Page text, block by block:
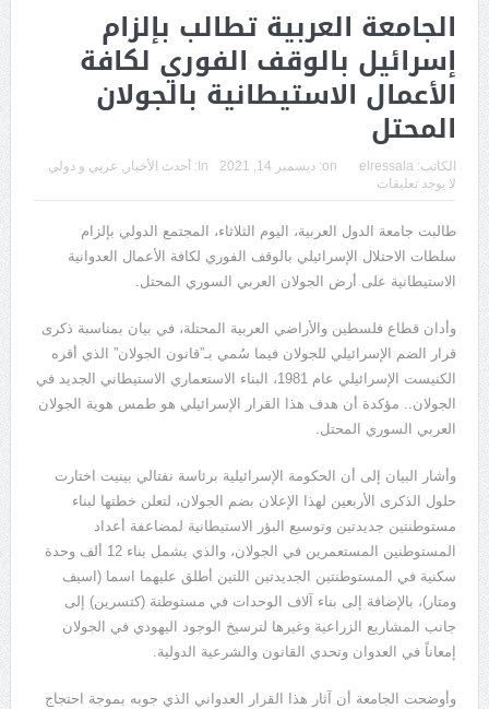
الجامعة العربية تطالب بإلزام
إسرائيل بالوقف الفوري لكافة
الأعمال الاستيطانية بالجولان
المحتل
الكاتب: elressala
on: ديسمبر 14, 2021 In: أحدث الأخبار
عربي و دولي
لا يوجد تعليقات
طالبت جامعة الدول العربية، اليوم الثلاثاء، المجتمع الدولي بإلزام
سلطات الاحتلال الإسرائيلي بالوقف الفوري لكافة الأعمال العدوانية
الاستيطانية على أرض الجولان العربي السوري المحتل.
وأدان قطاع فلسطين والأراضي العربية المحتلة، في بيان بمناسبة ذكرى
قرار الضم الإسرائيلي للجولان فيما سُمي بـ”قانون الجولان” الذي أقره
الكنيست الإسرائيلي عام 1981، البناء الاستعماري الاستيطاني الجديد في
الجولان.. مؤكدة أن هدف هذا القرار الإسرائيلي هو طمس هوية الجولان
العربي السوري المحتل.
وأشار البيان إلى أن الحكومة الإسرائيلية برئاسة نفتالي بينيت اختارت
حلول الذكرى الأربعين لهذا الإعلان بضم الجولان، لتعلن خطتها لبناء
مستوطنتين جديدتين وتوسيع البؤر الاستيطانية لمضاعفة أعداد
المستوطنين المستعمرين في الجولان، والذي يشمل بناء 12 ألف وحدة
سكنية في المستوطنتين الجديدتين اللتين أطلق عليهما اسما (اسيف
ومتار)، بالإضافة إلى بناء آلاف الوحدات في مستوطنة (كتسرين) إلى
جانب المشاريع الزراعية وغيرها لترسيخ الوجود اليهودي في الجولان
إمعاناً في العدوان وتحدي القانون والشرعية الدولية.
وأوضحت الجامعة أن آثار هذا القرار العدواني الذي جوبه بموجة احتجاج